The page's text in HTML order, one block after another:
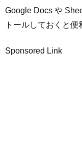
Google Docs や
トールしておくと便
Sponsored Link